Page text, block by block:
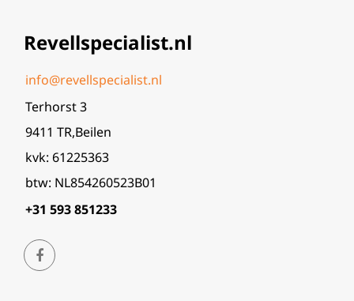
Revellspecialist.nl
info@revellspecialist.nl
Terhorst 3
9411 TR,Beilen
kvk: 61225363
btw: NL854260523B01
+31 593 851233